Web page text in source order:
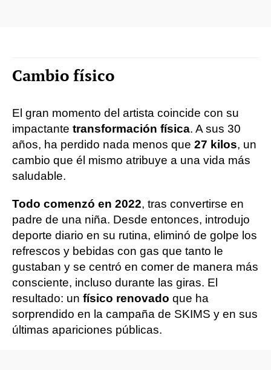
Cambio físico
El gran momento del artista coincide con su
impactante transformación física. A sus 30
años, ha perdido nada menos que 27 kilos, un
cambio que él mismo atribuye a una vida más
saludable.
Todo comenzó en 2022, tras convertirse en
padre de una niña. Desde entonces, introdujo
deporte diario en su rutina, eliminó de golpe los
refrescos y bebidas con gas que tanto le
gustaban y se centró en comer de manera más
consciente, incluso durante las giras. El
resultado: un físico renovado que ha
sorprendido en la campaña de SKIMS y en sus
últimas apariciones públicas.